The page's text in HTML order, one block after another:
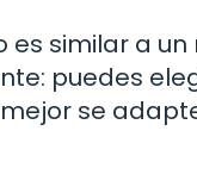
es similar a un
puedes
se